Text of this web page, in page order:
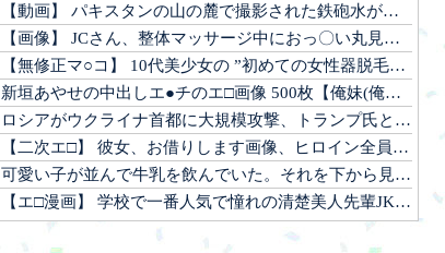
【動画】 パキスタンの山の麓で撮影された鉄砲水が地獄すぎる。
【画像】 JCさん、整体マッサージ中におっ〇い丸見え放送事故！オカズにされてシコられまくるｗｗｗ
【無修正マ○コ】 10代美少女の ”初めての女性器脱毛” 動画、エ□すぎて1000万再生される・・・
新垣あやせの中出しエ●チのエ□画像 500枚【俺妹(俺の妹がこんなに可愛いわけがない)】
ロシアがウクライナ首都に大規模攻撃、トランプ氏とゼレンスキー氏の和平交渉前に
【二次エ□】 彼女、お借りします画像、ヒロイン全員かわいすぎる件ｗ
可愛い子が並んで牛乳を飲んでいた。それを下から見てみた → こんな様子です…
【エ□漫画】 学校で一番人気で憧れの清楚美人先輩JKに何故か突然エ□動画撮影の竿役を頼まれて…！？